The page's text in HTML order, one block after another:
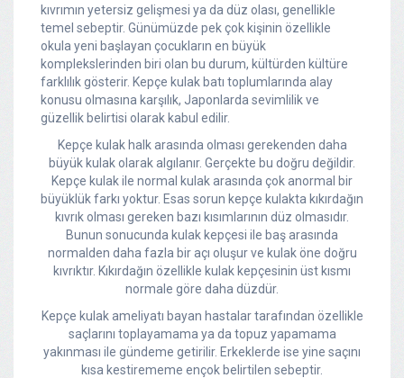
kıvrımın yetersiz gelişmesi ya da düz olası, genellikle
temel sebeptir. Günümüzde pek çok kişinin özellikle
okula yeni başlayan çocukların en büyük
komplekslerinden biri olan bu durum, kültürden kültüre
farklılık gösterir. Kepçe kulak batı toplumlarında alay
konusu olmasına karşılık, Japonlarda sevimlilik ve
güzellik belirtisi olarak kabul edilir.
Kepçe kulak halk arasında olması gerekenden daha
büyük kulak olarak algılanır. Gerçekte bu doğru değildir.
Kepçe kulak ile normal kulak arasında çok anormal bir
büyüklük farkı yoktur. Esas sorun kepçe kulakta kıkırdağın
kıvrık olması gereken bazı kısımlarının düz olmasıdır.
Bunun sonucunda kulak kepçesi ile baş arasında
normalden daha fazla bir açı oluşur ve kulak öne doğru
kıvrıktır. Kıkırdağın özellikle kulak kepçesinin üst kısmı
normale göre daha düzdür.
Kepçe kulak ameliyatı bayan hastalar tarafından özellikle
saçlarını toplayamama ya da topuz yapamama
yakınması ile gündeme getirilir. Erkeklerde ise yine saçını
kısa kestirememe ençok belirtilen sebeptir.